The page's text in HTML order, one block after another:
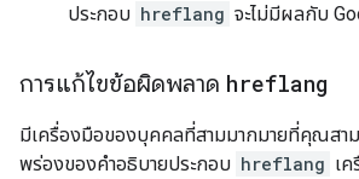
ประกอบ hreflang จะไม่มีผลกับ
การแก้ไขข้อผิดพลาด hreflang
มีเครื่องมือของบุคคลที่สามมากมายที่คุณสา
พร่องของคําอธิบายประกอบ hreflang เ